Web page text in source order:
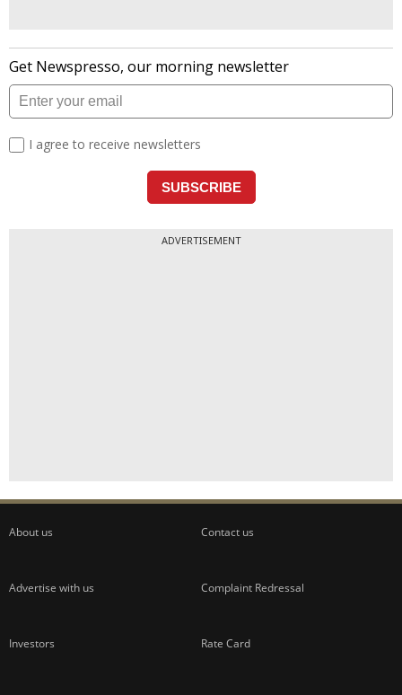
ADVERTISEMENT
About us Contact us
Advertise with us Complaint Redressal
Investors Rate Card